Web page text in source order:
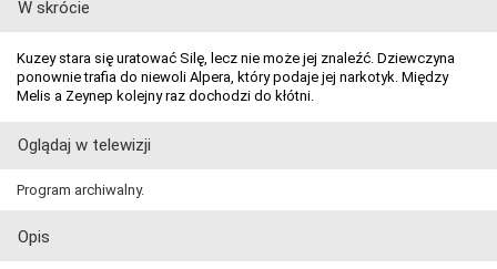
W skrócie
Kuzey stara się uratować Silę, lecz nie może jej znaleźć. Dziewczyna
ponownie trafia do niewoli Alpera, który podaje jej narkotyk. Między
Melis a Zeynep kolejny raz dochodzi do kłótni.
Oglądaj w telewizji
Program archiwalny.
Opis